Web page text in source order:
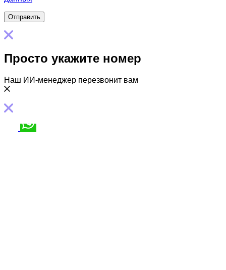
Просто укажите номер
Наш ИИ-менеджер перезвонит вам